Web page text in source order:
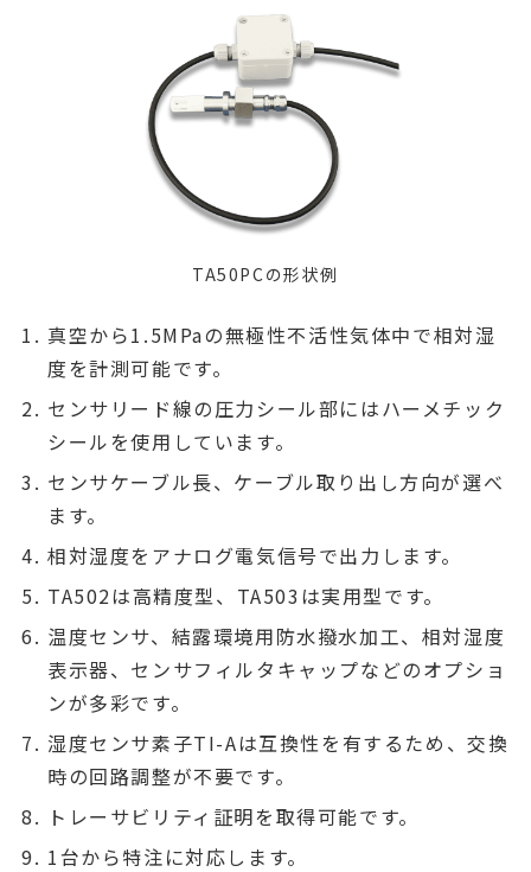
TA50PCの形状例
真空から1.5MPaの無極性不活性気体中で相対湿
度を計測可能です。
センサリード線の圧力シール部にはハーメチック
シールを使用しています。
センサケーブル長、ケーブル取り出し方向が選べ
ます。
相対湿度をアナログ電気信号で出力します。
TA502は高精度型、TA503は実用型です。
温度センサ、結露環境用防水撥水加工、相対湿度
表示器、センサフィルタキャップなどのオプショ
ンが多彩です。
湿度センサ素子TI-Aは互換性を有するため、交換
時の回路調整が不要です。
トレーサビリティ証明を取得可能です。
1台から特注に対応します。